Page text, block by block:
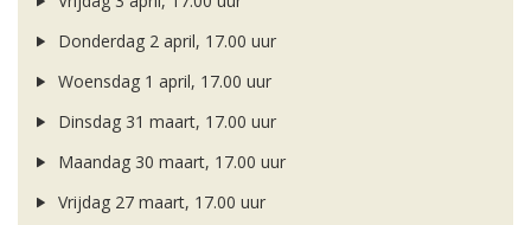
Donderdag 2 april, 17.00 uur
Woensdag 1 april, 17.00 uur
Dinsdag 31 maart, 17.00 uur
Maandag 30 maart, 17.00 uur
Vrijdag 27 maart, 17.00 uur